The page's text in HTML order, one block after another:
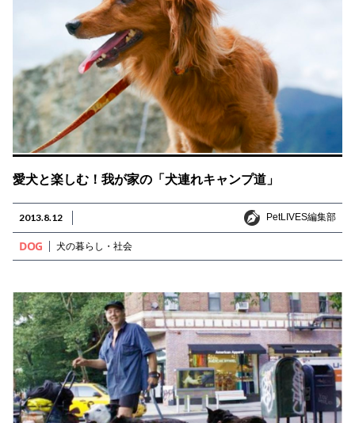
愛犬と楽しむ！我が家の「犬連れキャンプ道」
2013.8.12 PetLIVES編集部
PetLIVES編集部
DOG 犬の暮らし・社会